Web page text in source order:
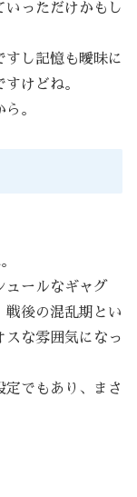
いっただけかもし
すし記憶も曖昧に
けどね。
。
ュールなギャグ
戦後の混乱期とい
スな雰囲気になっ
でもあり、まさ